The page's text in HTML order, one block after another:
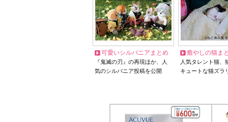
可愛いシルバニアまとめ
『鬼滅の刃』の再現ほか、人
気のシルバニア投稿を公開
癒やしの猫ま
人気タレント猫
キュートな猫ズラ